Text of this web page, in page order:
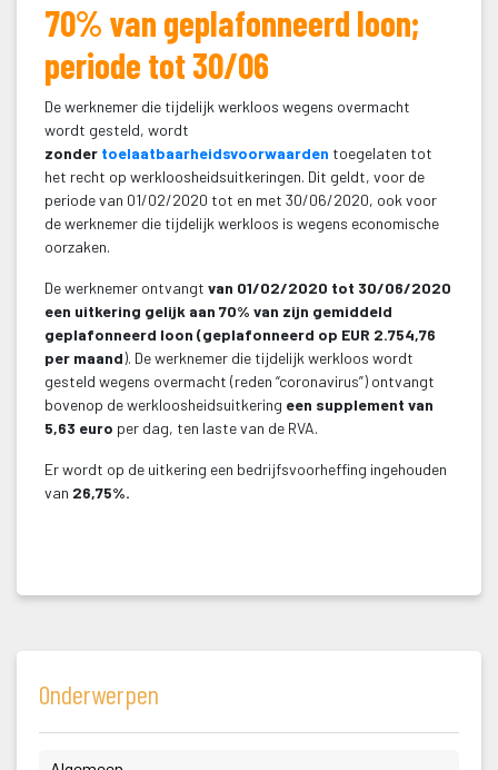
70% van geplafonneerd loon;
periode tot 30/06
De werknemer die tijdelijk werkloos wegens overmacht
wordt gesteld, wordt
zonder toelaatbaarheidsvoorwaarden toegelaten tot
het recht op werkloosheidsuitkeringen. Dit geldt, voor de
periode van 01/02/2020 tot en met 30/06/2020, ook voor
de werknemer die tijdelijk werkloos is wegens economische
oorzaken.
De werknemer ontvangt van 01/02/2020 tot 30/06/2020
een uitkering gelijk aan 70% van zijn gemiddeld
geplafonneerd loon (geplafonneerd op EUR 2.754,76
per maand). De werknemer die tijdelijk werkloos wordt
gesteld wegens overmacht (reden “coronavirus”) ontvangt
bovenop de werkloosheidsuitkering een supplement van
5,63 euro per dag, ten laste van de RVA.
Er wordt op de uitkering een bedrijfsvoorheffing ingehouden
van 26,75%.
Onderwerpen